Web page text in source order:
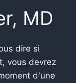
MD
dire si
vous devrez
d'une